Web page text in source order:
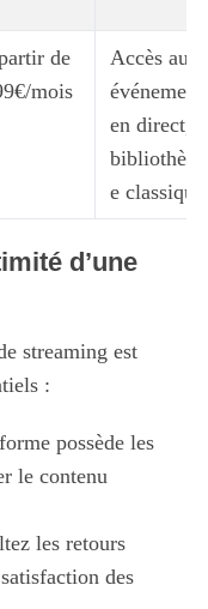
de
mois
Accès aux
en direct,
bibliothèqu
e classique
d’une
streaming est
:
possède les
le contenu
les retours
des